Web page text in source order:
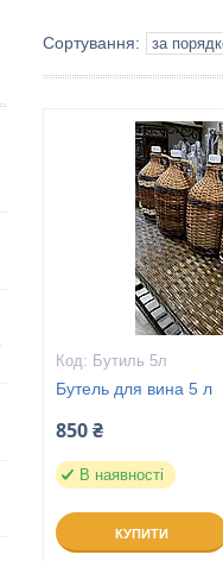
Бутиль 5л
Бутель для вина 5 л
850 ₴
В наявності
КУПИТИ